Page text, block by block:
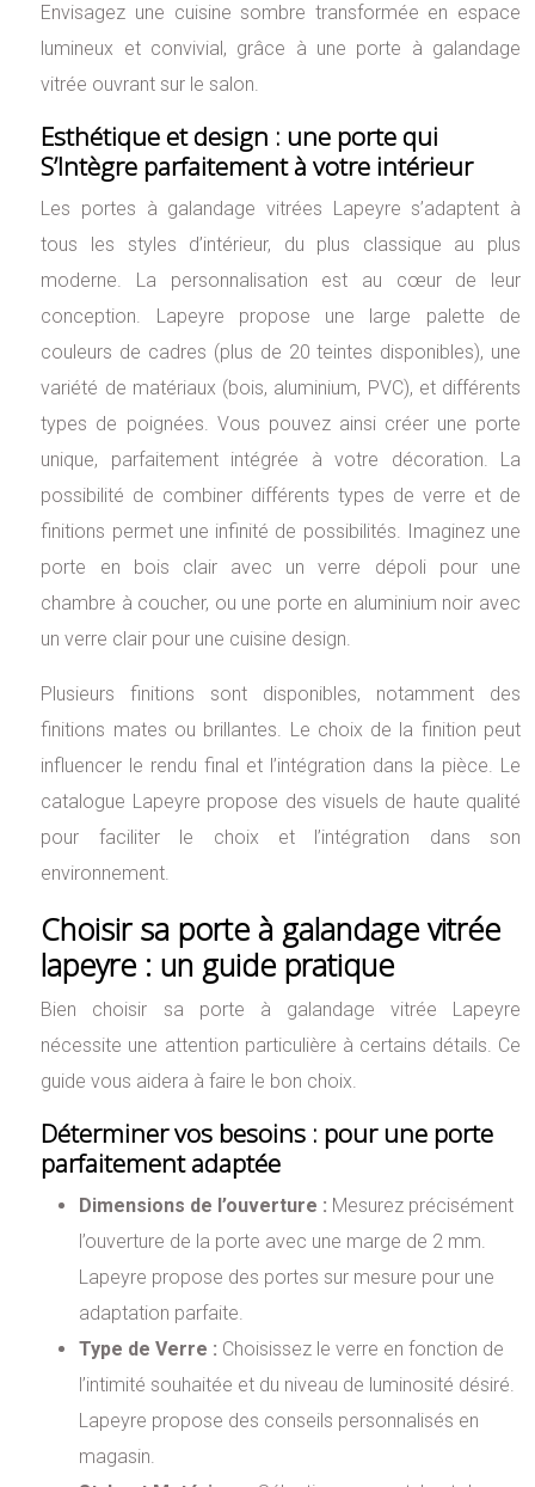
Envisagez une cuisine sombre transformée en espace
lumineux et convivial, grâce à une porte à galandage
vitrée ouvrant sur le salon.
Esthétique et design : une porte qui
S’Intègre parfaitement à votre intérieur
Les portes à galandage vitrées Lapeyre s’adaptent à
tous les styles d’intérieur, du plus classique au plus
moderne. La personnalisation est au cœur de leur
conception. Lapeyre propose une large palette de
couleurs de cadres (plus de 20 teintes disponibles), une
variété de matériaux (bois, aluminium, PVC), et différents
types de poignées. Vous pouvez ainsi créer une porte
unique, parfaitement intégrée à votre décoration. La
possibilité de combiner différents types de verre et de
finitions permet une infinité de possibilités. Imaginez une
porte en bois clair avec un verre dépoli pour une
chambre à coucher, ou une porte en aluminium noir avec
un verre clair pour une cuisine design.
Plusieurs finitions sont disponibles, notamment des
finitions mates ou brillantes. Le choix de la finition peut
influencer le rendu final et l’intégration dans la pièce. Le
catalogue Lapeyre propose des visuels de haute qualité
pour faciliter le choix et l’intégration dans son
environnement.
Choisir sa porte à galandage vitrée
lapeyre : un guide pratique
Bien choisir sa porte à galandage vitrée Lapeyre
nécessite une attention particulière à certains détails. Ce
guide vous aidera à faire le bon choix.
Déterminer vos besoins : pour une porte
parfaitement adaptée
Dimensions de l’ouverture : Mesurez précisément
l’ouverture de la porte avec une marge de 2 mm.
Lapeyre propose des portes sur mesure pour une
adaptation parfaite.
Type de Verre : Choisissez le verre en fonction de
l’intimité souhaitée et du niveau de luminosité désiré.
Lapeyre propose des conseils personnalisés en
magasin.